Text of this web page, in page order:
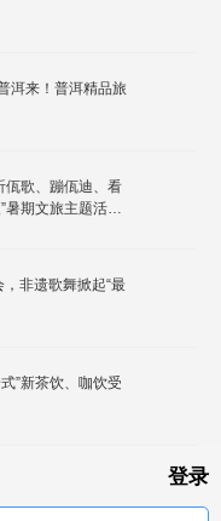
洱来！普洱精品旅
佤歌、蹦佤迪、看
暑期文旅主题活动
非遗歌舞掀起“最
”新茶饮、咖饮受
登录